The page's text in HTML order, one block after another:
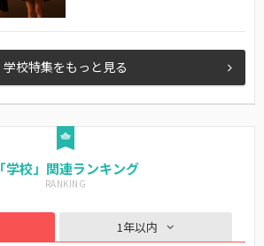
学校特集をもっと見る
「学校」関連ランキング
1年以内